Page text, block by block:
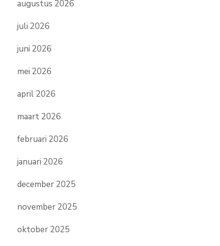
augustus 2026
juli 2026
juni 2026
mei 2026
april 2026
maart 2026
februari 2026
januari 2026
december 2025
november 2025
oktober 2025